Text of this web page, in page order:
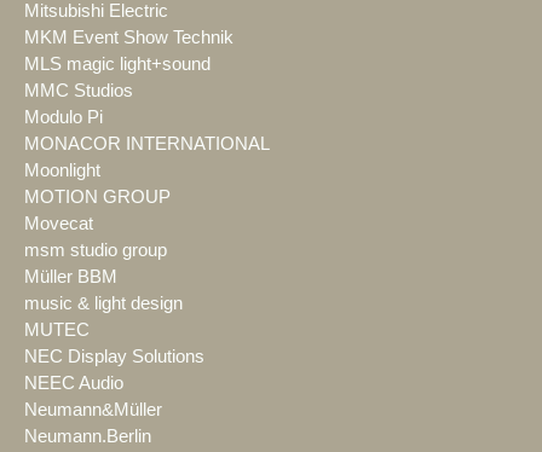
Mitsubishi Electric
MKM Event Show Technik
MLS magic light+sound
MMC Studios
Modulo Pi
MONACOR INTERNATIONAL
Moonlight
MOTION GROUP
Movecat
msm studio group
Müller BBM
music & light design
MUTEC
NEC Display Solutions
NEEC Audio
Neumann&Müller
Neumann.Berlin